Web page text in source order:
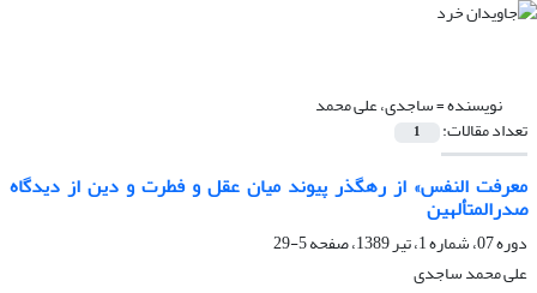
نویسنده =ساجدی، علی محمد
تعداد مقالات: 1
معرفت النفس» از رهگذر پیوند میان عقل و فطرت و دین از دیدگاه
صدرالمتألهین
دوره 07، شماره 1، تیر 1389، صفحه
5-29
علی محمد ساجدی